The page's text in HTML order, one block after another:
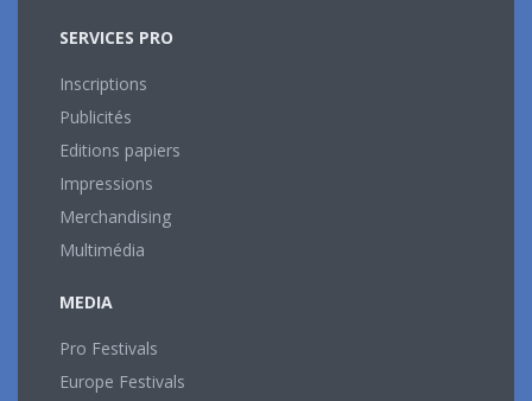
SERVICES PRO
Inscriptions
Publicités
Editions papiers
Impressions
Merchandising
Multimédia
MEDIA
Pro Festivals
Europe Festivals